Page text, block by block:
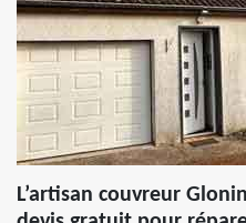
L’artisan couvreur